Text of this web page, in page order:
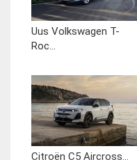
Uus Volkswagen T-
Roc...
Citroën C5 Aircross...